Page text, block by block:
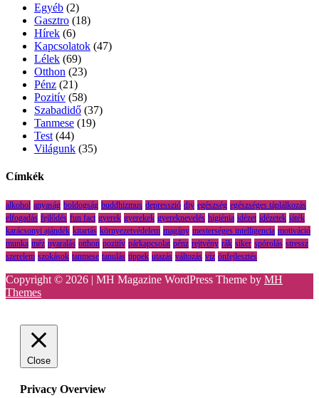
Egyéb (2)
Gasztro (18)
Hírek (6)
Kapcsolatok (47)
Lélek (69)
Otthon (23)
Pénz (21)
Pozitív (58)
Szabadidő (37)
Tanmese (19)
Test (44)
Világunk (35)
Címkék
alkohol anyaság boldogság buddhizmus depresszió diy egészség egészséges táplálkozás
elfogadás fejlődés fun fact gyerek gyerekek gyereknevelés higiénia idézet idézetek játék
karácsonyi ajándék kitartás környezetvédelem magány mesterséges intelligencia motiváció
munka méz nyaralás otthon pozitív párkapcsolat pénz rejtvény rák siker spórolás stressz
szerelem szokások tanmese tanulás tippek utazás változás víz önfejlesztés
Copyright © 2026 | MH Magazine WordPress Theme by MH
Themes
Close
Privacy Overview